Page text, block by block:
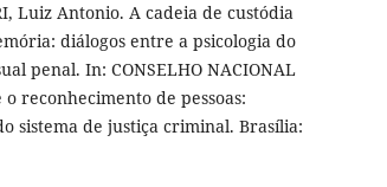
Luiz Antonio. A cadeia de custódia
diálogos entre a psicologia do
penal. In: CONSELHO NACIONAL
o reconhecimento de pessoas:
sistema de justiça criminal. Brasília: